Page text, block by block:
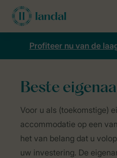
Profiteer nu van de
Beste
Voor u als (toekomstige)
accommodatie op een
het van belang dat u
uw investering. De